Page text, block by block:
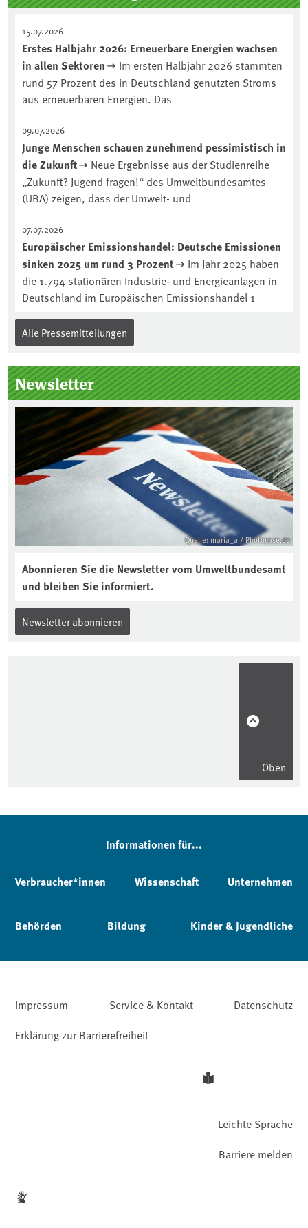
15.07.2026
Erstes Halbjahr 2026: Erneuerbare Energien wachsen
in allen Sektoren
Im ersten Halbjahr 2026 stammten
rund 57 Prozent des in Deutschland genutzten Stroms
aus erneuerbaren Energien. Das
09.07.2026
Junge Menschen schauen zunehmend pessimistisch in
die Zukunft
Neue Ergebnisse aus der Studienreihe
„Zukunft? Jugend fragen!“ des Umweltbundesamtes
(UBA) zeigen, dass der Umwelt- und
07.07.2026
Europäischer Emissionshandel: Deutsche Emissionen
sinken 2025 um rund 3 Prozent
Im Jahr 2025 haben
die 1.794 stationären Industrie- und Energieanlagen in
Deutschland im Europäischen Emissionshandel 1
Alle Pressemitteilungen
Newsletter
Quelle: maria_a / Photocase.de
Abonnieren Sie die Newsletter vom Umweltbundesamt
und bleiben Sie informiert.
Newsletter abonnieren
Oben
Informationen für...
Verbraucher*innen Wissenschaft Unternehmen
Behörden Bildung Kinder & Jugendliche
Impressum Service & Kontakt
Datenschutz
Erklärung zur Barrierefreiheit
Leichte Sprache
Barriere melden